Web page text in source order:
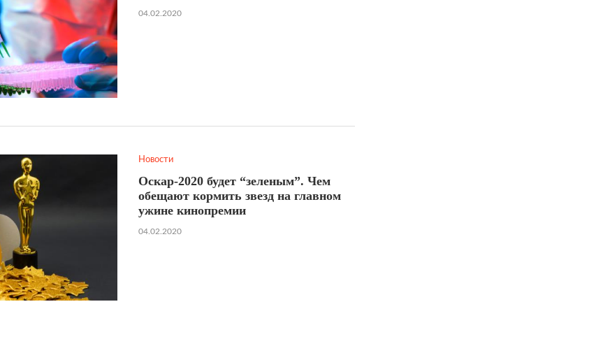
04.02.2020
Новости
Оскар-2020 будет “зеленым”. Чем
обещают кормить звезд на главном
ужине кинопремии
04.02.2020